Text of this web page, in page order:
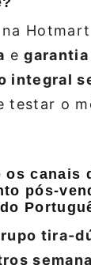
egarantia
integral
testar o
os canais
pós-
tira-